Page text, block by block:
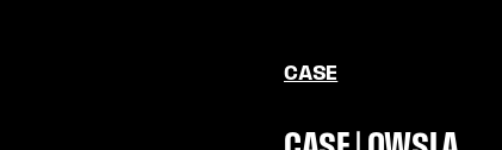
CASE